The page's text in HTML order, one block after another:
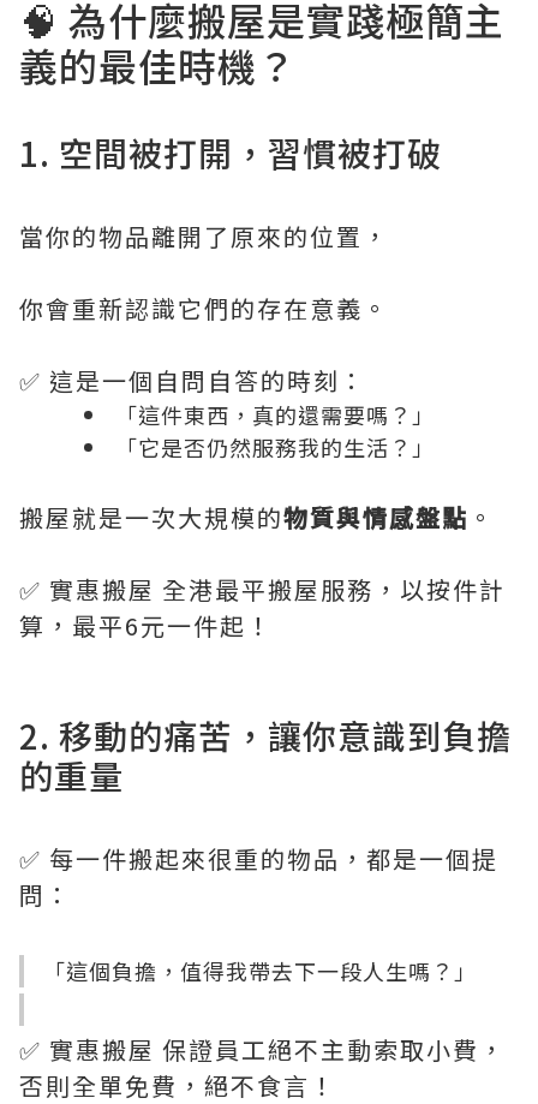
🧠 為什麼搬屋是實踐極簡主
義的最佳時機？
1. 空間被打開，習慣被打破
當你的物品離開了原來的位置，
你會重新認識它們的存在意義。
✅ 這是一個自問自答的時刻：
「這件東西，真的還需要嗎？」
「它是否仍然服務我的生活？」
搬屋就是一次大規模的物質與情感盤點 。
✅ 實惠搬屋 全港最平搬屋服務，以按件計
算，最平6元一件起！
2. 移動的痛苦，讓你意識到負擔
的重量
✅ 每一件搬起來很重的物品，都是一個提
問：
「這個負擔，值得我帶去下一段人生嗎？」
✅ 實惠搬屋 保證員工絕不主動索取小費，
否則全單免費，絕不食言！